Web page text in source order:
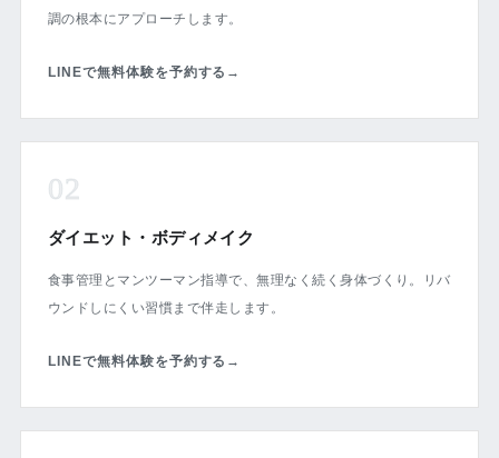
調の根本にアプローチします。
LINEで無料体験を予約する →
02
ダイエット・ボディメイク
食事管理とマンツーマン指導で、無理なく続く身体づくり。リバ
ウンドしにくい習慣まで伴走します。
LINEで無料体験を予約する →